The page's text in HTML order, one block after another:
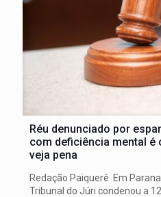
Réu denunciado por
com deficiência mental é
veja pena
Redação Paiquerê Em
Tribunal do Júri condenou a